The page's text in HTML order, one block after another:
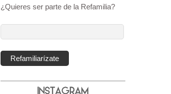
¿Quieres ser parte de la Refamilia?
correo
electrónico:
Refamiliarízate